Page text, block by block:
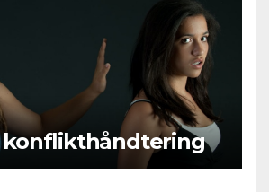
konflikthåndtering